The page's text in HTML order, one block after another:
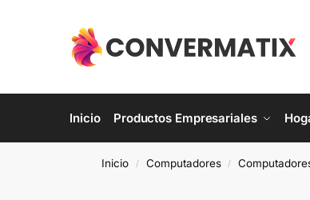
Inicio Productos Empresariales
Inicio / Computadores /